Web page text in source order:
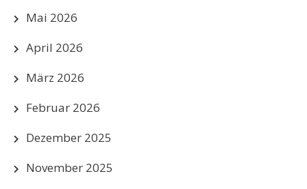
Mai 2026
April 2026
März 2026
Februar 2026
Dezember 2025
November 2025